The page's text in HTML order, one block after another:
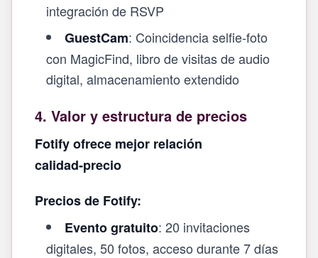
integración de RSVP
GuestCam: Coincidencia selfie‑foto
con MagicFind, libro de visitas de audio
digital, almacenamiento extendido
4. Valor y estructura de precios
Fotify ofrece mejor relación
calidad‑precio
Precios de Fotify:
Evento gratuito: 20 invitaciones
digitales, 50 fotos, acceso durante 7 días